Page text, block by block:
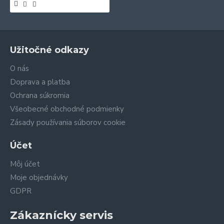
Užitočné odkazy
O nás
Doprava a platba
Ochrana súkromia
Všeobecné obchodné podmienky
Zásady používania súborov cookie
Účet
Môj účet
Moje objednávky
GDPR
Zákaznícky servis